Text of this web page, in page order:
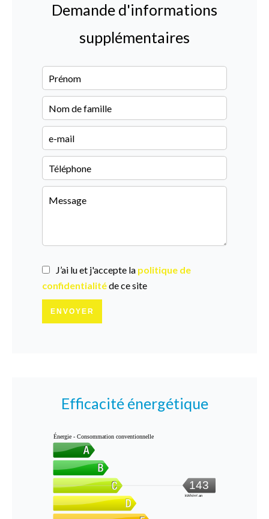
Demande d'informations
supplémentaires
J’ai lu et j'accepte la politique de
confidentialitéde ce site
ENVOYER
Efficacité énergétique
Énergie - Consommation conventionnelle
143
kWh/m².an